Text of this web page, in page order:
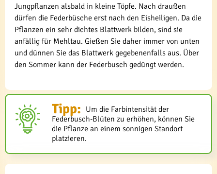
Jungpflanzen alsbald in kleine Töpfe. Nach draußen
dürfen die Federbüsche erst nach den Eisheiligen. Da die
Pflanzen ein sehr dichtes Blattwerk bilden, sind sie
anfällig für Mehltau. Gießen Sie daher immer von unten
und dünnen Sie das Blattwerk gegebenenfalls aus. Über
den Sommer kann der Federbusch gedüngt werden.
Tipp: Um die Farbintensität der
Federbusch-Blüten zu erhöhen, können Sie
die Pflanze an einem sonnigen Standort
platzieren.